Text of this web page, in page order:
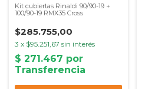
Kit cubiertas Rinaldi 90/90-19 +
100/90-19 RMX35 Cross
$285.755,00
3 x $95.251,67 sin interés